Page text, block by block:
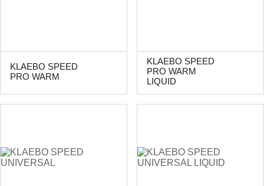
KLAEBO SPEED
PRO WARM
KLAEBO SPEED
PRO WARM
LIQUID